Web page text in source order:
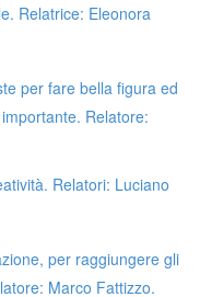
Relatrice: Eleonora
per fare bella figura ed
Relatore:
Relatori: Luciano
per raggiungere gli
Marco Fattizzo.